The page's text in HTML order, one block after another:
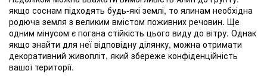
якщо соснам підходять будь-які землі, то ялинам необхідна
родюча земля з великим вмістом поживних речовин. Ще
одним мінусом є погана стійкість цього виду до вітру. Однак
якщо знайти для неї відповідну ділянку, можна отримати
декоративний живопліт, який збереже конфіденційність
вашої території.